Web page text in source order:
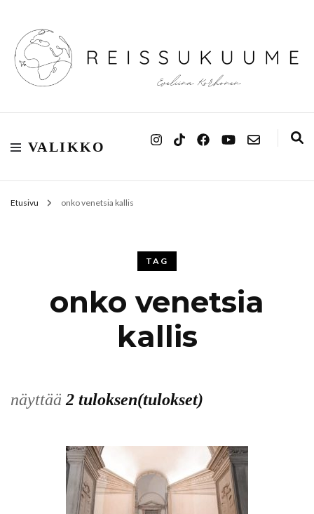
Reissukuume
VALIKKO
Etusivu onko venetsia kallis
TAG
onko venetsia
kallis
näyttää 2 tuloksen(tulokset)